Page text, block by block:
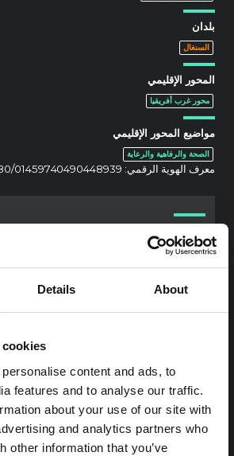
Details About
content and ads, to
features and to analyse our traffic.
about your use of our site with
and analytics partners who
other information that you’ve
بلدان
السنغال
المحور الإقليمي
محور غرب أفريقيا
مواضيع المحور الإقليمي
الصحة والرفاهية والرعاية
معرف الهوية الرقمي: 01459740490448939
محتوى ذو صلة
شرط
ملاحظة سياقية: ممارسات
هذه المذكرة هي الثانية التي ينتجها "التجمع
معلومات سياقية للاستجابة لتفشي إيبولا
هال للعلوم المفتوحة
ملاحظة سياقية حول تفشي إيبولا